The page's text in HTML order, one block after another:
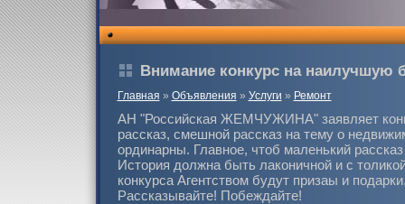
Внимание конкурс на наилучшую
Главная » Объявления » Услуги » Ремонт
АН "Российская ЖЕМЧУЖИНА" заявляет
рассказ, смешной рассказ на тему о
ординарны. Главное, чтоб маленький
История должна быть лаконичной и с
конкурса Агентством будут призаы и
Рассказывайте! Побеждайте!